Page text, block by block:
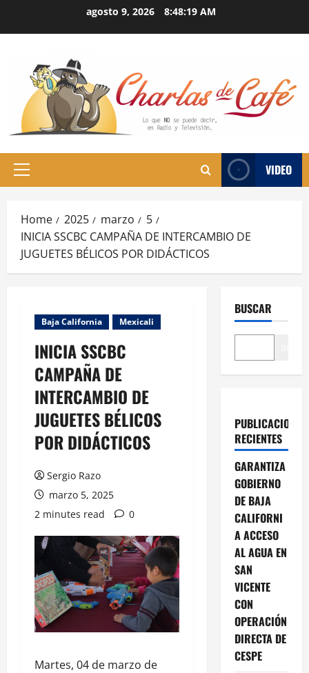
agosto 9, 2026 8:48:20 AM
Primary
VIDEO
Home 2025 marzo
5
INICIA SSCBC CAMPAÑA DE INTERCAMBIO DE
JUGUETES BÉLICOS POR DIDÁCTICOS
Baja California Mexicali
INICIA SSCBC
CAMPAÑA DE
INTERCAMBIO DE
JUGUETES BÉLICOS
POR DIDÁCTICOS
Sergio Razo
marzo 5, 2025
2 minutes read
0
Martes, 04 de marzo de
BUSCAR
PUBLICACIONES
RECIENTES
GARANTIZA
GOBIERNO
DE BAJA
CALIFORNI
A ACCESO
AL AGUA EN
SAN
VICENTE
CON
OPERACIÓN
DIRECTA DE
CESPE